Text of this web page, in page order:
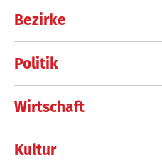
Bezirke
Politik
Wirtschaft
Kultur